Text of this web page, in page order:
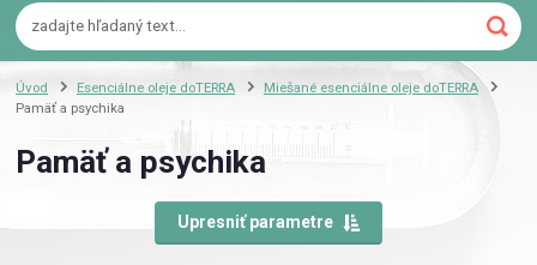
Úvod Esenciálne oleje doTERRA
Miešané esenciálne oleje doTERRA
Pamäť a psychika
Pamäť a psychika
Upresniť parametre